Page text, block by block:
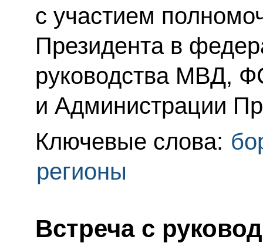
с участием
Президента в
руководства МВД,
и Администрации
Ключевые слова:
регионы
Встреча с